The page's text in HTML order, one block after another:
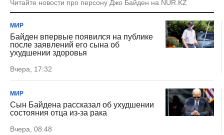
Читайте новости про персону Джо Байден на NUR.KZ
МИР
Байден впервые появился на публике
после заявлений его сына об
ухудшении здоровья
Вчера, 17:32
МИР
Сын Байдена рассказал об ухудшении
состояния отца из-за рака
Вчера, 08:48